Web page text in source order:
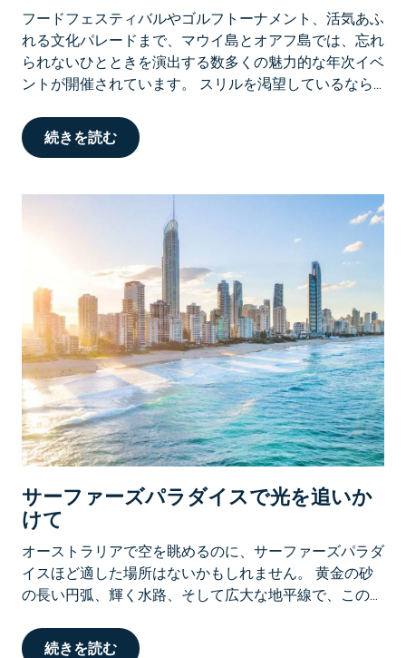
フードフェスティバルやゴルフトーナメント、活気あふ
れる文化パレードまで、マウイ島とオアフ島では、忘れ
られないひとときを演出する数多くの魅力的な年次イベ
ントが開催されています。 スリルを渇望しているなら...
続きを読む
サーファーズパラダイスで光を追いか
けて
オーストラリアで空を眺めるのに、サーファーズパラダ
イスほど適した場所はないかもしれません。 黄金の砂
の長い円弧、輝く水路、そして広大な地平線で、この...
続きを読む